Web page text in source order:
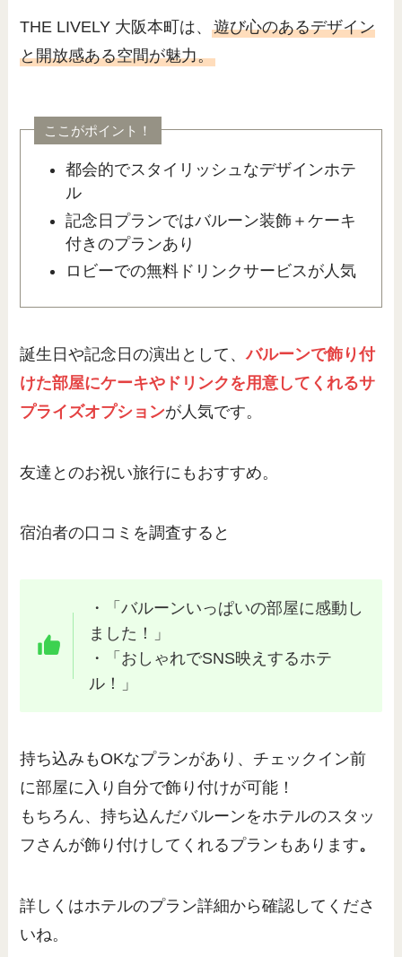
THE LIVELY 大阪本町は、遊び心のあるデザイン
と開放感ある空間が魅力。
ここがポイント！
都会的でスタイリッシュなデザインホテ
ル
記念日プランではバルーン装飾＋ケーキ
付きのプランあり
ロビーでの無料ドリンクサービスが人気
誕生日や記念日の演出として、バルーンで飾り付
けた部屋にケーキやドリンクを用意してくれるサ
プライズオプションが人気です。
友達とのお祝い旅行にもおすすめ。
宿泊者の口コミを調査すると
・「バルーンいっぱいの部屋に感動し
ました！」
・「おしゃれでSNS映えするホテ
ル！」
持ち込みもOKなプランがあり、チェックイン前
に部屋に入り自分で飾り付けが可能！
もちろん、持ち込んだバルーンをホテルのスタッ
フさんが飾り付けしてくれるプランもあります。
詳しくはホテルのプラン詳細から確認してくださ
いね。